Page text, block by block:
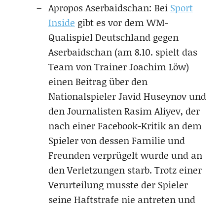
Apropos Aserbaidschan: Bei Sport
Inside gibt es vor dem WM-
Qualispiel Deutschland gegen
Aserbaidschan (am 8.10. spielt das
Team von Trainer Joachim Löw)
einen Beitrag über den
Nationalspieler Javid Huseynov und
den Journalisten Rasim Aliyev, der
nach einer Facebook-Kritik an dem
Spieler von dessen Familie und
Freunden verprügelt wurde und an
den Verletzungen starb. Trotz einer
Verurteilung musste der Spieler
seine Haftstrafe nie antreten und